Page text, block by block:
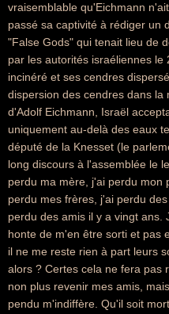
vraisemblable qu'Eichmann
passé sa captivité à rédiger un
"False Gods" qui tenait lieu de
par les autorités israéliennes
incinéré et ses cendres
dispersion des cendres dans
d'Adolf Eichmann, Israël
uniquement au-delà des eaux
député de la Knesset (le
long discours à l'assemblée le
perdu ma mère, j'ai perdu mon
perdu mes frères, j'ai perdu
perdu des amis il y a vingt ans.
honte de m'en être sorti et pas
il ne me reste rien à part leurs
alors ? Certes cela ne fera pas
non plus revenir mes amis,
pendu m'indiffère. Qu'il soit